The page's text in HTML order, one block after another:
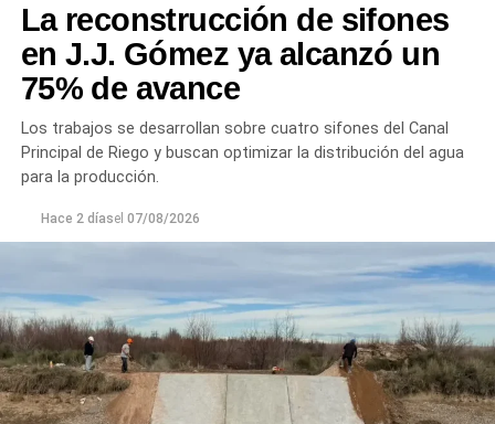
La reconstrucción de sifones
en J.J. Gómez ya alcanzó un
75% de avance
Los trabajos se desarrollan sobre cuatro sifones del Canal
Principal de Riego y buscan optimizar la distribución del agua
para la producción.
Hace 2 díasel 07/08/2026